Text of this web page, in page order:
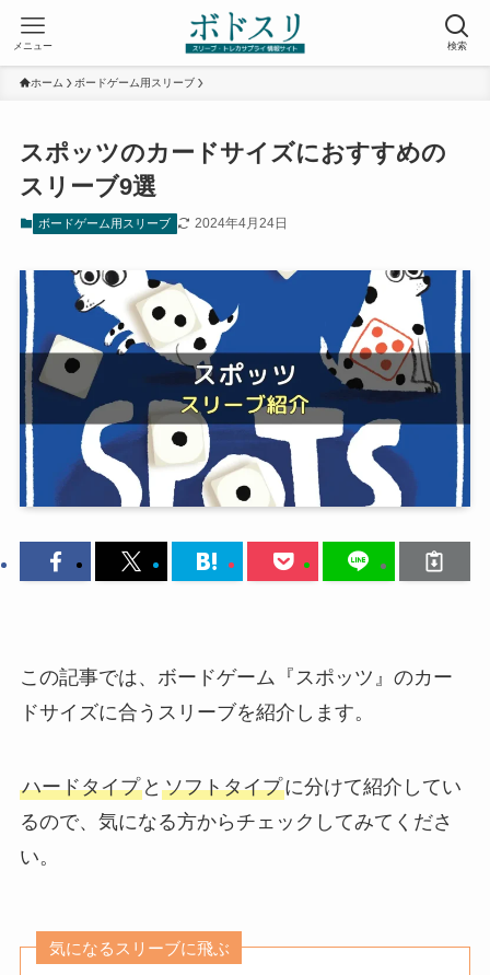
検索
メニュー
ホーム ボードゲーム用スリーブ
スポッツのカードサイズにおすすめの
スリーブ9選
ボードゲーム用スリーブ 2024年4月24日
この記事では、ボードゲーム『スポッツ』のカー
ドサイズに合うスリーブを紹介します。
ハードタイプと ソフトタイプに分けて紹介してい
るので、気になる方からチェックしてみてくださ
い。
気になるスリーブに飛ぶ